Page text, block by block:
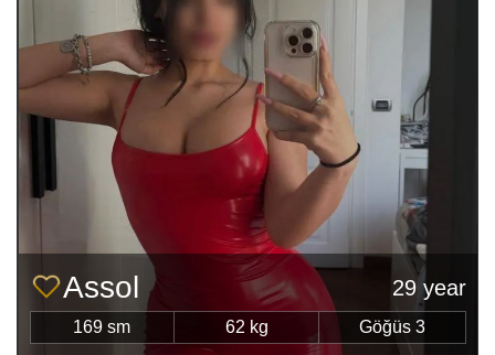
Assol 29 year
169 sm 62 kg Göğüs 3